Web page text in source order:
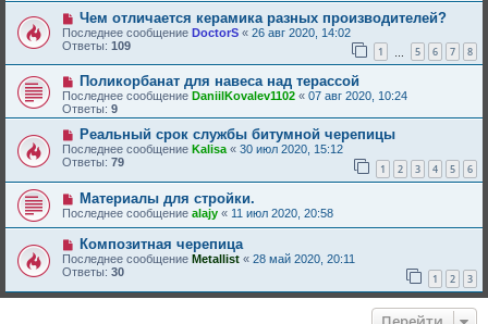
Чем отличается керамика разных производителей?
Последнее сообщение DoctorS « 26 авг 2020, 14:02
Ответы: 109 1 5 6 7 8
Поликорбанат для навеса над терассой
Последнее сообщение DaniilKovalev1102 « 07 авг 2020, 10:24
Ответы: 9
Реальный срок службы битумной черепицы
Последнее сообщение Kalisa« 30 июл 2020, 15:12
Ответы: 79 1 2 3 4 5 6
Материалы для стройки.
Последнее сообщение alajy « 11 июл 2020, 20:58
Композитная черепица
Последнее сообщение Metallist « 28 май 2020, 20:11
Ответы: 30 1 2 3